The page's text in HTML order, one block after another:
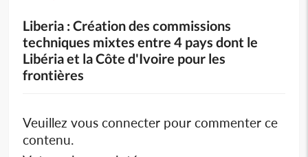
Liberia : Création des commissions
techniques mixtes entre 4 pays dont le
Libéria et la Côte d'Ivoire pour les
frontières
Veuillez vous connecter pour commenter ce
contenu.